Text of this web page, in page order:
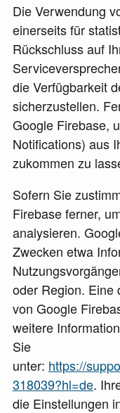
Die Verwendung
einerseits für
Rückschluss auf
die Verfügbarkeit
sicherzustellen.
Google Firebase,
Notifications) aus
zukommen zu
Sofern Sie
Firebase ferner,
analysieren.
Zwecken etwa
oder Region. Eine
von Google
weitere
Sie
unter: https://
318039?hl=de.
die Einstellungen